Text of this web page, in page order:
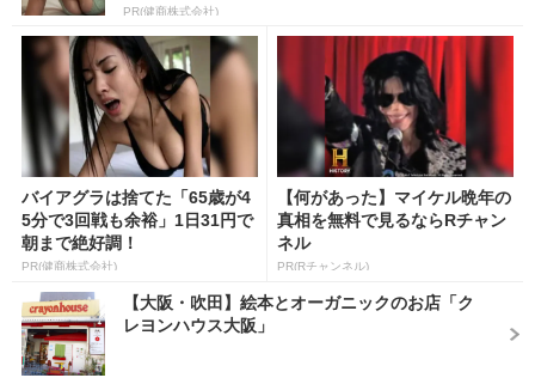
PR(健商株式会社)
バイアグラは捨てた「65歳が4
5分で3回戦も余裕」1日31円で
朝まで絶好調！
PR(健商株式会社)
【何があった】マイケル晩年の
真相を無料で見るならRチャン
ネル
PR(Rチャンネル)
【大阪・吹田】絵本とオーガニックのお店「ク
レヨンハウス大阪」